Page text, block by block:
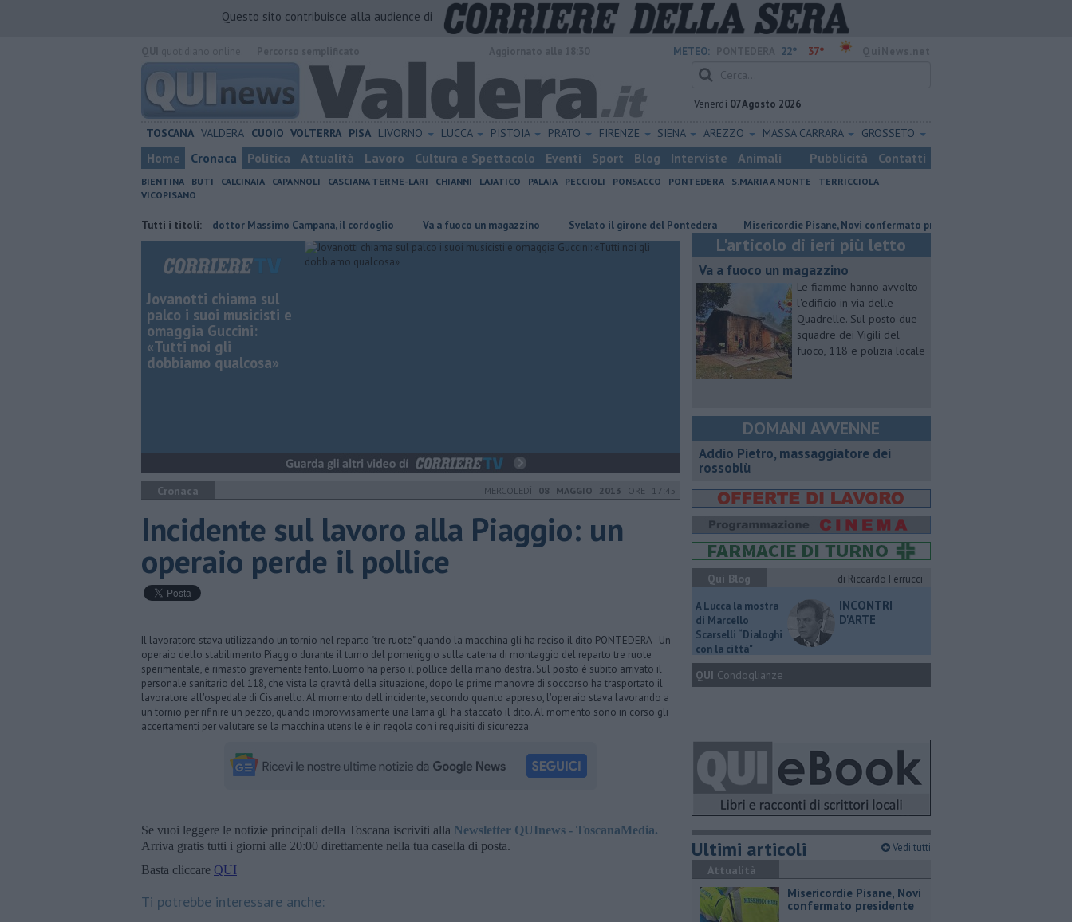
Questo sito contribuisce alla audience di
METEO: 22° 37°
Venerdì 07 Agosto 2026
TOSCANA VALDERA CUOIO VOLTERRA PISA LIVORNO LUCCA PISTOIA PRATO FIRENZE SIENA AREZZO MASSA CARRARA GROSSETO
Home Cronaca Politica Attualità Lavoro Cultura e Spettacolo Eventi Sport Blog Interviste Animali Pubblicità Contatti
BIENTINA BUTI CALCINAIA CAPANNOLI CASCIANA TERME-LARI CHIANNI LAJATICO PALAIA PECCIOLI PONSACCO PONTEDERA S.MARIA A MONTE
TERRICCIOLA
VICOPISANO
Tutti i titoli:
Addio al dottor Massimo Campana, il cordoglio Va a fuoco un magazzino Svelato il girone del Pontedera Misericordie Pisane, Novi confermato presidente
Jovanotti chiama sul
palco i suoi musicisti e
omaggia Guccini:
«Tutti noi gli
dobbiamo qualcosa»
Cronaca MERCOLEDÌ 08 MAGGIO 2013 ORE 17:45
Incidente sul lavoro alla Piaggio: un
operaio perde il pollice
Il lavoratore stava utilizzando un tornio nel reparto "tre ruote" quando la macchina gli ha reciso il dito PONTEDERA - Un
operaio dello stabilimento Piaggio durante il turno del pomeriggio sulla catena di montaggio del reparto tre ruote
sperimentale, è rimasto gravemente ferito. L'uomo ha perso il pollice della mano destra. Sul posto è subito arrivato il
personale sanitario del 118, che vista la gravità della situazione, dopo le prime manovre di soccorso ha trasportato il
lavoratore all'ospedale di Cisanello. Al momento dell'incidente, secondo quanto appreso, l'operaio stava lavorando a
un tornio per rifinire un pezzo, quando improvvisamente una lama gli ha staccato il dito. Al momento sono in corso gli
accertamenti per valutare se la macchina utensile è in regola con i requisiti di sicurezza.
Se vuoi leggere le notizie principali della Toscana iscriviti alla Newsletter QUInews - ToscanaMedia.
Arriva gratis tutti i giorni alle 20:00 direttamente nella tua casella di posta.
Basta cliccare QUI
Ti potrebbe interessare anche:
L'articolo di ieri più letto
Va a fuoco un magazzino
Le fiamme hanno avvolto
l'edificio in via delle
Quadrelle. Sul posto due
squadre dei Vigili del
fuoco, 118 e polizia locale
DOMANI AVVENNE
Addio Pietro, massaggiatore dei
rossoblù
Qui Blog
di Riccardo Ferrucci
A Lucca la mostra
di Marcello
Scarselli “Dialoghi
con la città"
INCONTRI
D'ARTE
QUI Condoglianze
Ultimi articoli Vedi tutti
Attualità
Misericordie Pisane, Novi
confermato presidente